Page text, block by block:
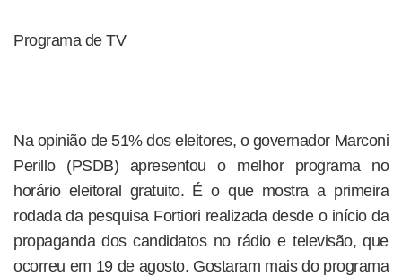
Programa de TV
Na opinião de 51% dos eleitores, o governador Marconi
Perillo (PSDB) apresentou o melhor programa no
horário eleitoral gratuito. É o que mostra a primeira
rodada da pesquisa Fortiori realizada desde o início da
propaganda dos candidatos no rádio e televisão, que
ocorreu em 19 de agosto. Gostaram mais do programa